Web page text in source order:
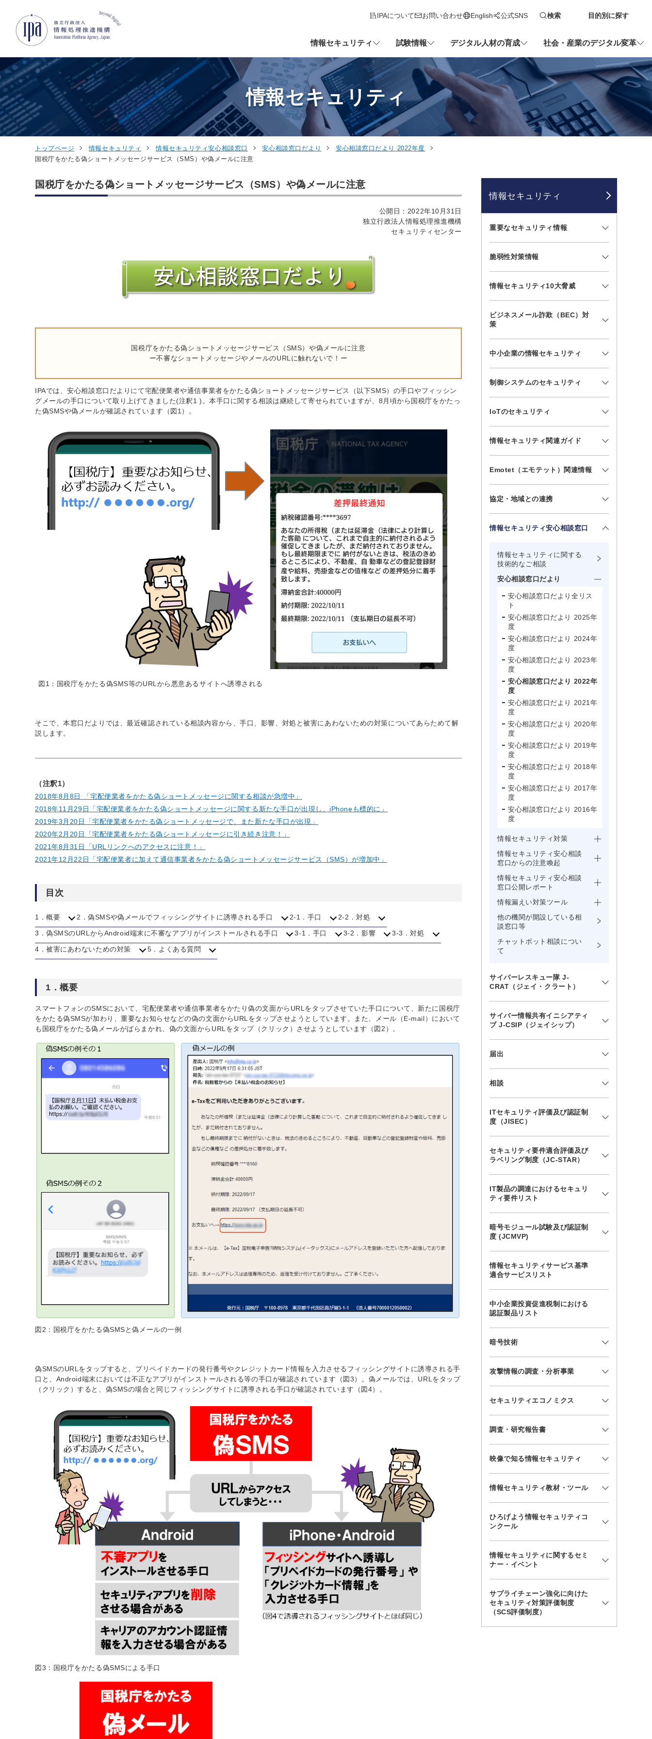
IPAについて
お問い合わせ English
新しいタブで開きます
公式SNS 検索 目的別に探す
情報セキュリティ 試験情報 デジタル人材の育成 社会・産業のデジタル変革
情報セキュリティ
トップページ 情報セキュリティ 情報セキュリティ安心相談窓口 安心相談窓口だより
安心相談窓口だより 2022年度
国税庁をかたる偽ショートメッセージサービス（SMS）や偽メールに注意
国税庁をかたる偽ショートメッセージサービス（SMS）や偽メールに注意
公開日：2022年10月31日
独立行政法人情報処理推進機構
セキュリティセンター
国税庁をかたる偽ショートメッセージサービス（SMS）や偽メールに注意
ー不審なショートメッセージやメールのURLに触れないで！ー
IPAでは、安心相談窓口だよりにて宅配便業者や通信事業者をかたる偽ショートメッセージサービス（以下SMS）の手口やフィッシン
グメールの手口について取り上げてきました(注釈1 )。本手口に関する相談は継続して寄せられていますが、8月頃から国税庁をかたっ
た偽SMSや偽メールが確認されています（図1）。
図1：国税庁をかたる偽SMS等のURLから悪意あるサイトへ誘導される
そこで、本窓口だよりでは、最近確認されている相談内容から、手口、影響、対処と被害にあわないための対策についてあらためて解
説します。
（注釈1）
2018年8月8日 「宅配便業者をかたる偽ショートメッセージに関する相談が急増中」
2018年11月29日「宅配便業者をかたる偽ショートメッセージに関する新たな手口が出現し、iPhoneも標的に」
2019年3月20日「宅配便業者をかたる偽ショートメッセージで、また新たな手口が出現」
2020年2月20日「宅配便業者をかたる偽ショートメッセージに引き続き注意！」
2021年8月31日「URLリンクへのアクセスに注意！」
2021年12月22日「宅配便業者に加えて通信事業者をかたる偽ショートメッセージサービス（SMS）が増加中」
目次
1．概要 2．偽SMSや偽メールでフィッシングサイトに誘導される手口 2-1．手口 2-2．対処
3．偽SMSのURLからAndroid端末に不審なアプリがインストールされる手口 3-1．手口 3-2．影響 3-3．対処
4．被害にあわないための対策 5．よくある質問
1．概要
スマートフォンのSMSにおいて、宅配便業者や通信事業者をかたり偽の文面からURLをタップさせていた手口について、新たに国税庁
をかたる偽SMSが加わり、重要なお知らせなどの偽の文面からURLをタップさせようとしています。また、メール（E-mail）において
も国税庁をかたる偽メールがばらまかれ、偽の文面からURLをタップ（クリック）させようとしています（図2）。
図2：国税庁をかたる偽SMSと偽メールの一例
偽SMSのURLをタップすると、プリペイドカードの発行番号やクレジットカード情報を入力させるフィッシングサイトに誘導される手
口と、Android端末においては不正なアプリがインストールされる等の手口が確認されています（図3）。偽メールでは、URLをタップ
（クリック）すると、偽SMSの場合と同じフィッシングサイトに誘導される手口が確認されています（図4）。
図3：国税庁をかたる偽SMSによる手口
情報セキュリティ
重要なセキュリティ情報
脆弱性対策情報
情報セキュリティ10大脅威
ビジネスメール詐欺（BEC）対
策
中小企業の情報セキュリティ
制御システムのセキュリティ
IoTのセキュリティ
情報セキュリティ関連ガイド
Emotet（エモテット）関連情報
協定・地域との連携
情報セキュリティ安心相談窓口
情報セキュリティに関する
技術的なご相談
安心相談窓口だより
安心相談窓口だより全リス
ト
安心相談窓口だより 2025年
度
安心相談窓口だより 2024年
度
安心相談窓口だより 2023年
度
安心相談窓口だより 2022年
度
安心相談窓口だより 2021年
度
安心相談窓口だより 2020年
度
安心相談窓口だより 2019年
度
安心相談窓口だより 2018年
度
安心相談窓口だより 2017年
度
安心相談窓口だより 2016年
度
情報セキュリティ対策
情報セキュリティ安心相談
窓口からの注意喚起
情報セキュリティ安心相談
窓口公開レポート
情報漏えい対策ツール
他の機関が開設している相
談窓口等
チャットボット相談につい
て
サイバーレスキュー隊 J-
CRAT（ジェイ・クラート）
サイバー情報共有イニシアティ
ブ J-CSIP（ジェイシップ）
届出
相談
ITセキュリティ評価及び認証制
度（JISEC）
セキュリティ要件適合評価及び
ラベリング制度（JC-STAR）
IT製品の調達におけるセキュリ
ティ要件リスト
暗号モジュール試験及び認証制
度 (JCMVP)
情報セキュリティサービス基準
適合サービスリスト
中小企業投資促進税制における
認証製品リスト
暗号技術
攻撃情報の調査・分析事業
セキュリティエコノミクス
調査・研究報告書
映像で知る情報セキュリティ
情報セキュリティ教材・ツール
ひろげよう情報セキュリティコ
ンクール
情報セキュリティに関するセミ
ナー・イベント
サプライチェーン強化に向けた
セキュリティ対策評価制度
（SCS評価制度）